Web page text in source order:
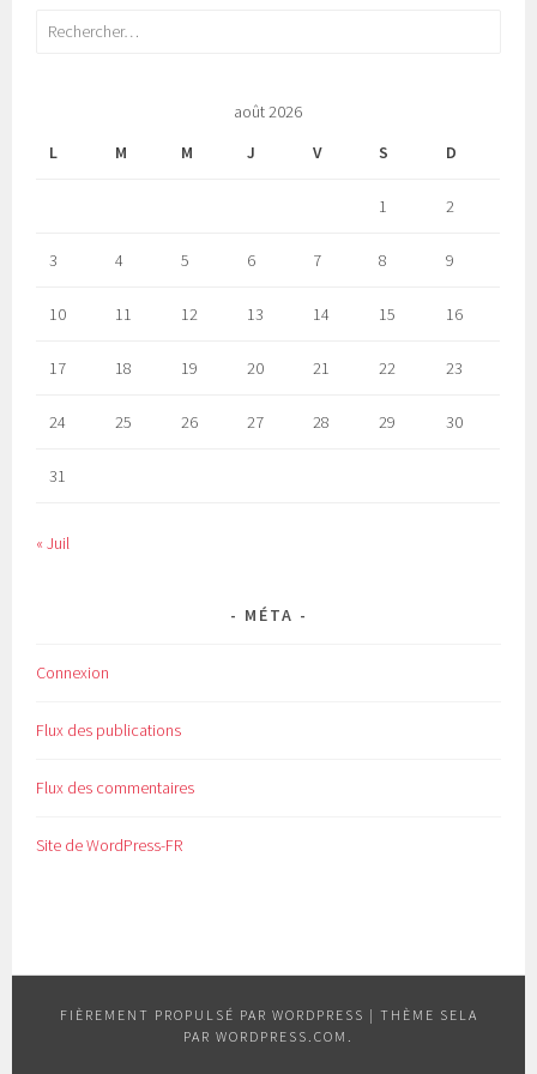
Rechercher :
août 2026
L
M M J V S D
1 2
3 4 5 6 7 8 9
10 11 12 13 14 15 16
17 18 19 20 21 22 23
24 25 26 27 28 29 30
31
« Juil
MÉTA
Connexion
Flux des publications
Flux des commentaires
Site de WordPress-FR
FIÈREMENT PROPULSÉ PAR WORDPRESS | THÈME SELA
PAR WORDPRESS.COM